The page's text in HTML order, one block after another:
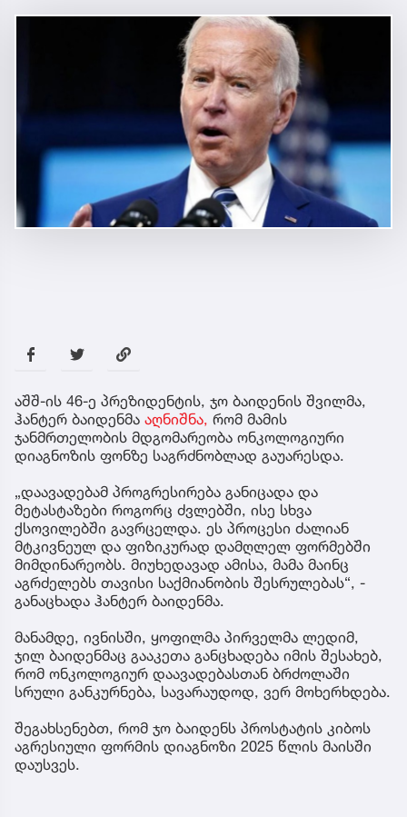
აშშ-ის 46-ე პრეზიდენტის, ჯო ბაიდენის შვილმა,
ჰანტერ ბაიდენმა აღნიშნა, რომ მამის
ჯანმრთელობის მდგომარეობა ონკოლოგიური
დიაგნოზის ფონზე საგრძნობლად გაუარესდა.
„დაავადებამ პროგრესირება განიცადა და
მეტასტაზები როგორც ძვლებში, ისე სხვა
ქსოვილებში გავრცელდა. ეს პროცესი ძალიან
მტკივნეულ და ფიზიკურად დამღლელ ფორმებში
მიმდინარეობს. მიუხედავად ამისა, მამა მაინც
აგრძელებს თავისი საქმიანობის შესრულებას“, -
განაცხადა ჰანტერ ბაიდენმა.
მანამდე, ივნისში, ყოფილმა პირველმა ლედიმ,
ჯილ ბაიდენმაც გააკეთა განცხადება იმის შესახებ,
რომ ონკოლოგიურ დაავადებასთან ბრძოლაში
სრული განკურნება, სავარაუდოდ, ვერ მოხერხდება.
შეგახსენებთ, რომ ჯო ბაიდენს პროსტატის კიბოს
აგრესიული ფორმის დიაგნოზი 2025 წლის მაისში
დაუსვეს.